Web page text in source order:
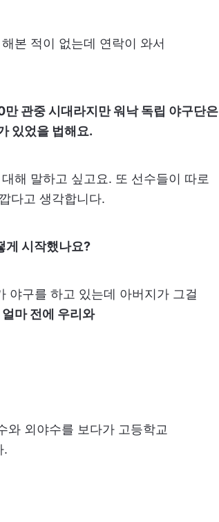
본 적이 없는데 연락이 와서
관중 시대라지만 워낙 독립 야구단은
있었을 법해요.
해 말하고 싶고요. 또 선수들이 따로
다고 생각합니다.
게 시작했나요?
야구를 하고 있는데 아버지가 그걸
마 전에 우리와
와 외야수를 보다가 고등학교
.